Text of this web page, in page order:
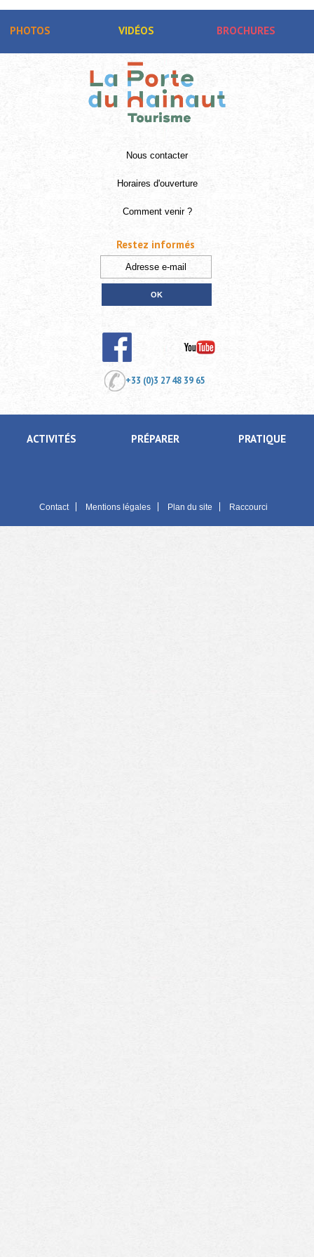
PHOTOS VIDÉOS BROCHURES
Nous contacter
Horaires d'ouverture
Comment venir ?
+33 (0)3 27 48 39 65
ACTIVITÉS PRÉPARER PRATIQUE
Contact Mentions légales Plan du site Raccourci
Restez informés